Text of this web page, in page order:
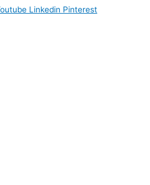
Linkedin Pinterest